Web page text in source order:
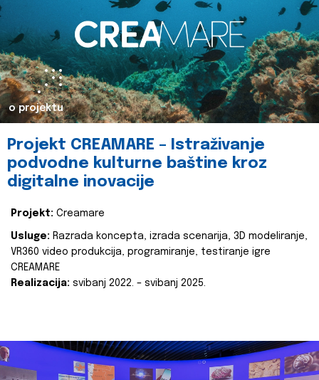
o projektu
Projekt CREAMARE – Istraživanje
podvodne kulturne baštine kroz
digitalne inovacije
Projekt: Creamare
Usluge: Razrada koncepta, izrada scenarija, 3D modeliranje,
VR360 video produkcija, programiranje, testiranje igre
CREAMARE
Realizacija: svibanj 2022. – svibanj 2025.